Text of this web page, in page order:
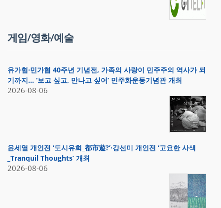
게임/영화/예술
유가협·민가협 40주년 기념전, 가족의 사랑이 민주주의 역사가 되
기까지… ‘보고 싶고, 만나고 싶어’ 민주화운동기념관 개최
2026-08-06
윤세열 개인전 ‘도시유희_都市遊?’·강선미 개인전 ‘고요한 사색
_Tranquil Thoughts’ 개최
2026-08-06